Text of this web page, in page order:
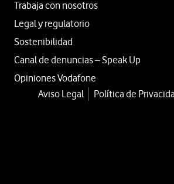
Trabaja con nosotros
Legal y regulatorio
Sostenibilidad
Canal de denuncias – Speak Up
Opiniones Vodafone
Aviso Legal Política de